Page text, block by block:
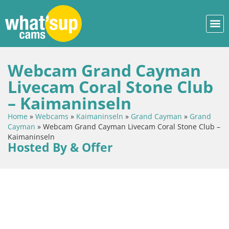
Webcam Grand Cayman
Livecam Coral Stone Club
– Kaimaninseln
Home » Webcams » Kaimaninseln » Grand Cayman » Grand
Cayman » Webcam Grand Cayman Livecam Coral Stone Club –
Kaimaninseln
Hosted By & Offer